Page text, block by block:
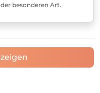
besonderen Art.